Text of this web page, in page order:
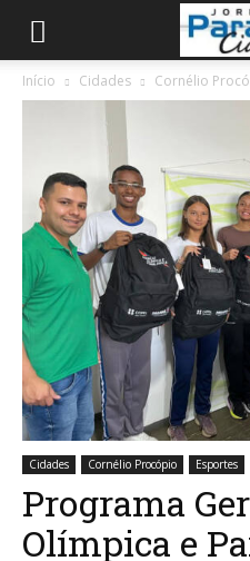
Início Cidades Cornélio
Cidades Cornélio Procópio Esportes
Programa
Olímpica e